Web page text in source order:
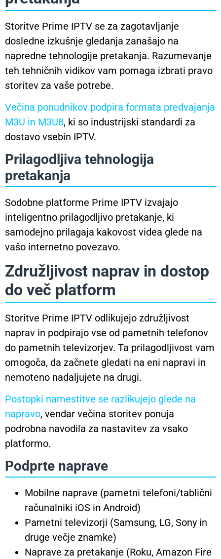
Storitve Prime IPTV se za zagotavljanje
dosledne izkušnje gledanja zanašajo na
napredne tehnologije pretakanja. Razumevanje
teh tehničnih vidikov vam pomaga izbrati pravo
storitev za vaše potrebe.
Večina ponudnikov podpira formata predvajanja
M3U in M3U8, ki so industrijski standardi za
dostavo vsebin IPTV.
Prilagodljiva tehnologija
pretakanja
Sodobne platforme Prime IPTV izvajajo
inteligentno prilagodljivo pretakanje, ki
samodejno prilagaja kakovost videa glede na
vašo internetno povezavo.
Združljivost naprav in dostop
do več platform
Storitve Prime IPTV odlikujejo združljivost
naprav in podpirajo vse od pametnih telefonov
do pametnih televizorjev. Ta prilagodljivost vam
omogoča, da začnete gledati na eni napravi in ​​​​
nemoteno nadaljujete na drugi.
Postopki namestitve se razlikujejo glede na
napravo, vendar večina storitev ponuja
podrobna navodila za nastavitev za vsako
platformo.
Podprte naprave
Mobilne naprave (pametni telefoni/tablični
računalniki iOS in Android)
Pametni televizorji (Samsung, LG, Sony in
druge večje znamke)
Naprave za pretakanje (Roku, Amazon Fire